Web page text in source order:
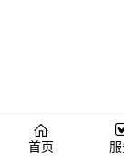
首页